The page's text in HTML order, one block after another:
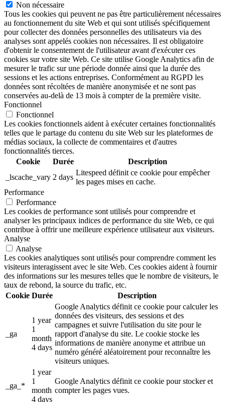
Non nécessaire
Tous les cookies qui peuvent ne pas être particulièrement nécessaires
au fonctionnement du site Web et qui sont utilisés spécifiquement
pour collecter des données personnelles des utilisateurs via des
analyses sont appelés cookies non nécessaires. Il est obligatoire
d'obtenir le consentement de l'utilisateur avant d'exécuter ces
cookies sur votre site Web. Ce site utilise Google Analytics afin de
mesurer le trafic sur une période donnée ainsi que la durée des
sessions et les actions entreprises. Conformément au RGPD les
données sont récoltées de manière anonymisée et ne sont pas
conservées au-delà de 13 mois à compter de la première visite.
Fonctionnel
Fonctionnel
Les cookies fonctionnels aident à exécuter certaines fonctionnalités
telles que le partage du contenu du site Web sur les plateformes de
médias sociaux, la collecte de commentaires et d'autres
fonctionnalités tierces.
Cookie
Durée
Description
_lscache_vary 2 days
Litespeed définit ce cookie pour empêcher
les pages mises en cache.
Performance
Performance
Les cookies de performance sont utilisés pour comprendre et
analyser les principaux indices de performance du site Web, ce qui
contribue à offrir une meilleure expérience utilisateur aux visiteurs.
Analyse
Analyse
Les cookies analytiques sont utilisés pour comprendre comment les
visiteurs interagissent avec le site Web. Ces cookies aident à fournir
des informations sur les mesures telles que le nombre de visiteurs, le
taux de rebond, la source du trafic, etc.
Cookie Durée Description
_ga
1 year
1
month
4 days
Google Analytics définit ce cookie pour calculer les
données des visiteurs, des sessions et des
campagnes et suivre l'utilisation du site pour le
rapport d'analyse du site. Le cookie stocke les
informations de manière anonyme et attribue un
numéro généré aléatoirement pour reconnaître les
visiteurs uniques.
_ga_*
1 year
1
month
4 days
Google Analytics définit ce cookie pour stocker et
compter les pages vues.